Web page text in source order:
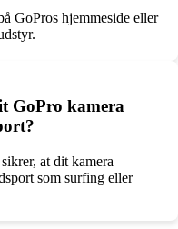
GoPros hjemmeside eller
GoPro kamera
at dit kamera
som surfing eller